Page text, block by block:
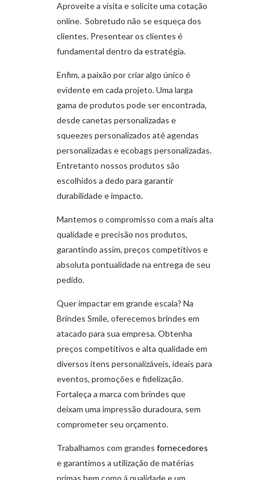
Aproveite a visita e solicite uma cotação
online. Sobretudo não se esqueça dos
clientes. Presentear os clientes é
fundamental dentro da estratégia.
Enfim, a paixão por criar algo único é
evidente em cada projeto. Uma larga
gama de produtos pode ser encontrada,
desde canetas personalizadas e
squeezes personalizados até agendas
personalizadas e ecobags personalizadas.
Entretanto nossos produtos são
escolhidos a dedo para garantir
durabilidade e impacto.
Mantemos o compromisso com a mais alta
qualidade e precisão nos produtos,
garantindo assim, preços competitivos e
absoluta pontualidade na entrega de seu
pedido.
Quer impactar em grande escala? Na
Brindes Smile, oferecemos brindes em
atacado para sua empresa. Obtenha
preços competitivos e alta qualidade em
diversos itens personalizáveis, ideais para
eventos, promoções e fidelização.
Fortaleça a marca com brindes que
deixam uma impressão duradoura, sem
comprometer seu orçamento.
Trabalhamos com grandes fornecedores
e garantimos a utilização de matérias